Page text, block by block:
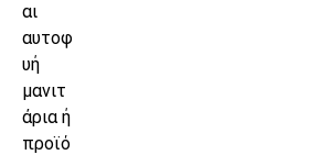
αι
αυτοφ
υή
μανιτ
άρια ή
προϊό